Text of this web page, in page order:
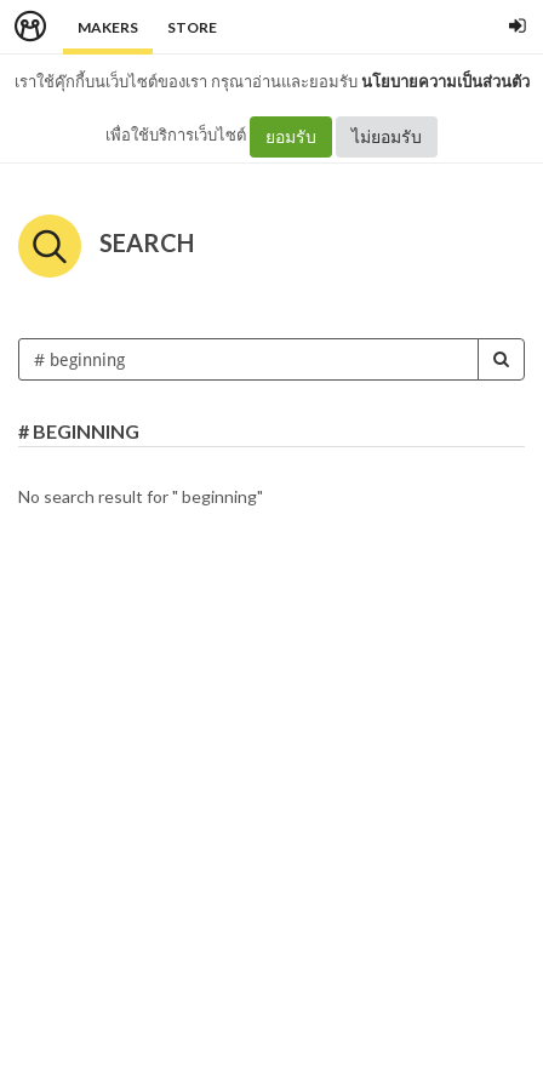
MAKERS STORE
เราใช้คุ๊กกี้บนเว็บไซต์ของเรา กรุณาอ่านและยอมรับนโยบายความเป็นส่วนตัว
เพื่อใช้บริการเว็บไซต์ ยอมรับ ไม่ยอมรับ
SEARCH
# BEGINNING
No search result for " beginning"